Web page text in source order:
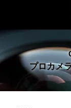
プロカメ